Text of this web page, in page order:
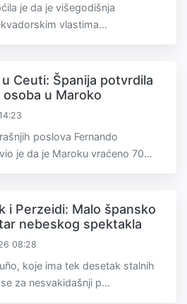
je da je višegodišnja
vlastima...
Ceuti: Španija potvrdila
u Maroko
poslova Fernando
je da je Maroku vraćeno 70...
i Perzeidi: Malo špansko
nebeskog spektakla
08:28
koje ima tek desetak stalnih
za nesvakidašnji p...